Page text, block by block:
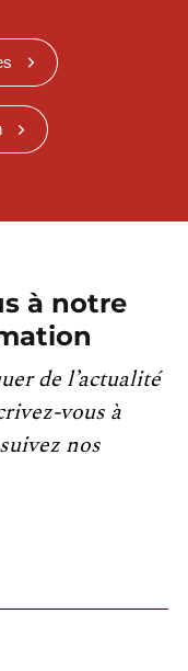
à notre
de l’actualité
vous à
nos